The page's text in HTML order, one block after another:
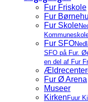
Fur Friskole
Fur
Fur Skole
Fur SFO
SFO på Fur.
en del af Fur
Fur Ø Arena
Museer
Kirken Fuur